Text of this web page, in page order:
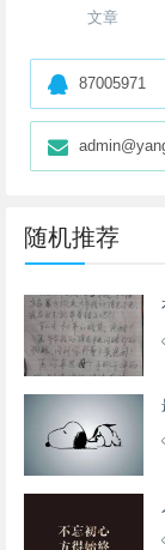
文章
87005971
随机推荐